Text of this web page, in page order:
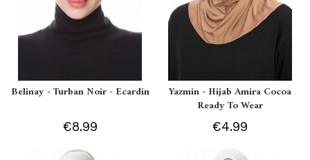
Belinay - Turban Noir - Ecardin
€8.99
Yazmin - Hijab Amira Cocoa
Ready To Wear
€4.99